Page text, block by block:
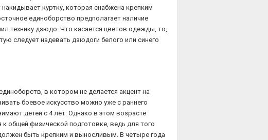
куртку, которая снабжена крепким
единоборство предполагает наличие
технику дзюдо. Что касается цветов одежды, то,
следует надевать дзюдоги белого или синего
в котором не делается акцент на
боевое искусство можно уже с раннего
детей с 4 лет. Однако в этом возрасте
общей физической подготовке, ведь для того
быть крепким и выносливым. В четыре года